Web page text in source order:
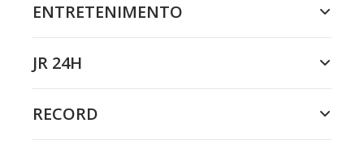
ENTRETENIMENTO
JR 24H
RECORD